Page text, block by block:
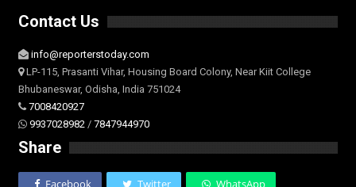
Contact Us
info@reporterstoday.com
LP-115, Prasanti Vihar, Housing Board Colony, Near Kiit College
Bhubaneswar, Odisha, India 751024
7008420927
9937028982 / 7847944970
Share
Facebook Twitter WhatsApp